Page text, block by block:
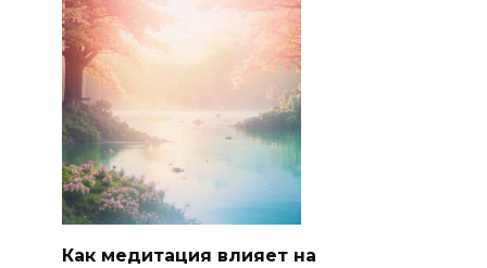
Как медитация влияет на